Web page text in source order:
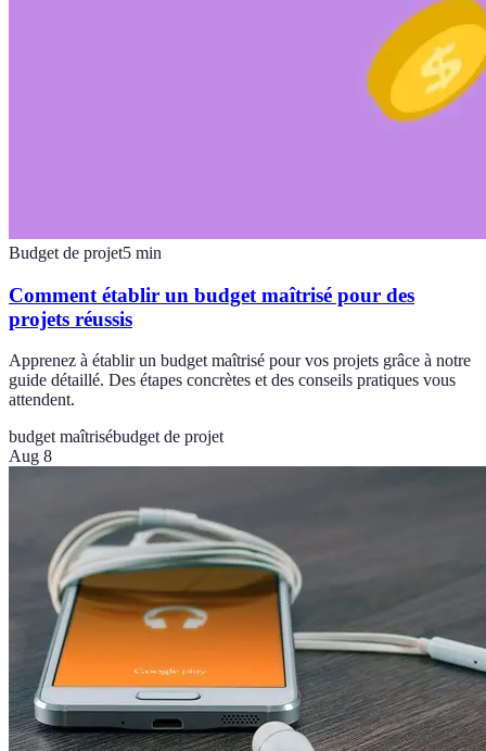
Budget de projet5 min
Comment établir un budget maîtrisé pour des
projets réussis
Apprenez à établir un budget maîtrisé pour vos projets grâce à notre
guide détaillé. Des étapes concrètes et des conseils pratiques vous
attendent.
budget maîtrisébudget de projet
Aug 8